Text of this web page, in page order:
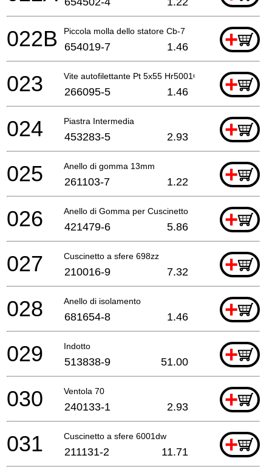
Piccola molla dello statore Cb-7 +
022B 654019-7 1.46
Vite autofilettante Pt 5x55 Hr5001C A +
023 266095-5 1.46
Piastra Intermedia +
024 453283-5 2.93
Anello di gomma 13mm +
025 261103-7 1.22
Anello di Gomma per Cuscinetto +
026 421479-6 5.86
Cuscinetto a sfere 698zz +
027 210016-9 7.32
Anello di isolamento +
028 681654-8 1.46
Indotto +
029 513838-9 51.00
Ventola 70 +
030 240133-1 2.93
Cuscinetto a sfere 6001dw +
031 211131-2 11.71